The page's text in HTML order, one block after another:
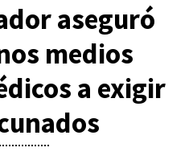
aseguró
medios
a exigir